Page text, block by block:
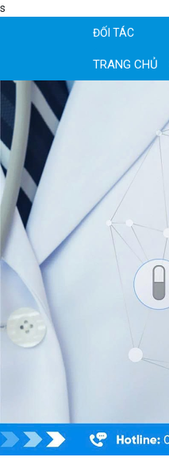
s
ĐỐI TÁC
TRANG CHỦ